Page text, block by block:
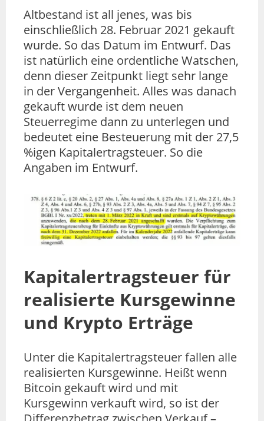
Altbestand ist all jenes, was bis
einschließlich 28. Februar 2021 gekauft
wurde. So das Datum im Entwurf. Das
ist natürlich eine ordentliche Watschen,
denn dieser Zeitpunkt liegt sehr lange
in der Vergangenheit. Alles was danach
gekauft wurde ist dem neuen
Steuerregime dann zu unterlegen und
bedeutet eine Besteuerung mit der 27,5
%igen Kapitalertragsteuer. So die
Angaben im Entwurf.
Kapitalertragsteuer für
realisierte Kursgewinne
und Krypto Erträge
Unter die Kapitalertragsteuer fallen alle
realisierten Kursgewinne. Heißt wenn
Bitcoin gekauft wird und mit
Kursgewinn verkauft wird, so ist der